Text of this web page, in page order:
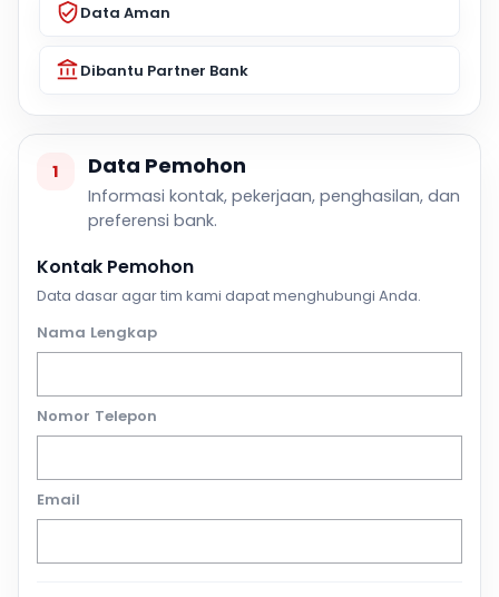
Data Aman
Dibantu Partner Bank
1 Data Pemohon
Informasi kontak, pekerjaan, penghasilan, dan
preferensi bank.
Kontak Pemohon
Data dasar agar tim kami dapat menghubungi Anda.
Nama Lengkap
Nomor Telepon
Email